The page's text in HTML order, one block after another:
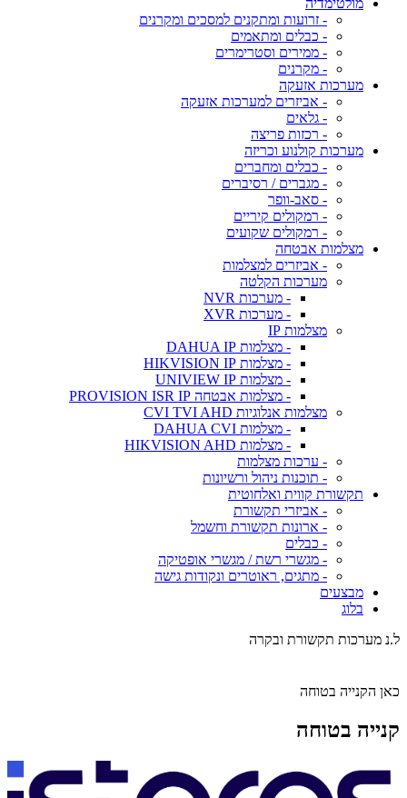
מולטימדיה
- זרועות ומתקנים למסכים ומקרנים
- כבלים ומתאמים
- ממירים וסטרימרים
- מקרנים
מערכות אזעקה
- אביזרים למערכות אזעקה
- גלאים
- רכזות פריצה
מערכות קולנוע וכריזה
- כבלים ומחברים
- מגברים / רסיברים
- סאב-וופר
- רמקולים קיריים
- רמקולים שקועים
מצלמות אבטחה
- אביזרים למצלמות
מערכות הקלטה
- מערכות NVR
- מערכות XVR
מצלמות IP
- מצלמות DAHUA IP
- מצלמות HIKVISION IP
- מצלמות UNIVIEW IP
- מצלמות אבטחה PROVISION ISR IP
מצלמות אנלוגיות CVI TVI AHD
- מצלמות DAHUA CVI
- מצלמות HIKVISION AHD
- ערכות מצלמות
- תוכנות ניהול ורשיונות
תקשורת קווית ואלחוטית
- אביזרי תקשורת
- ארונות תקשורת וחשמל
- כבלים
- מגשרי רשת / מגשרי אופטיקה
- מתגים, ראוטרים ונקודות גישה
מבצעים
בלוג
ל.נ מערכות תקשורת ובקרה
כאן הקנייה בטוחה
קנייה בטוחה